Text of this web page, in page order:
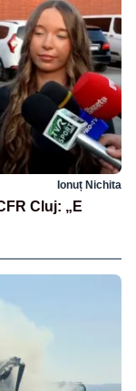
Ionuț Nichita
Cluj: „E